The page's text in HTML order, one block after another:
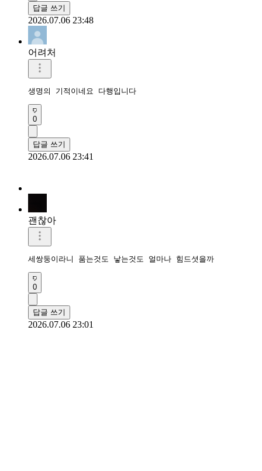
답글 쓰기
2026.07.06 23:48
어려처
생명의 기적이네요 다행입니다
0
답글 쓰기
2026.07.06 23:41
괜찮아
세쌍둥이라니 품는것도 낳는것도 얼마나 힘드셧을까
0
답글 쓰기
2026.07.06 23:01